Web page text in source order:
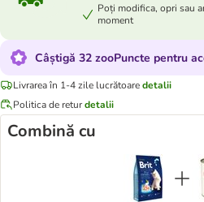
Poți modifica, opri sau
moment
Câștigă 32 zooPuncte pentru
Livrarea în 1-4 zile lucrătoaredetalii
Politica de returdetalii
Combină cu